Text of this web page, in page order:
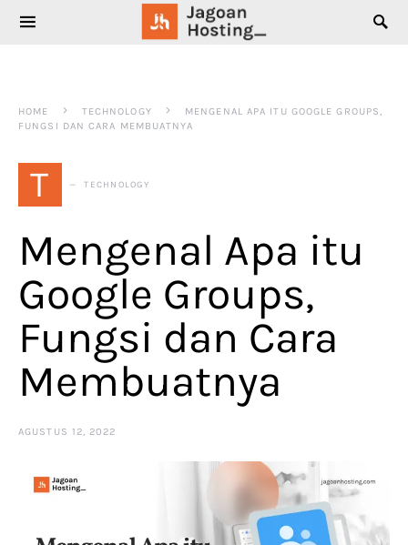
SEARCH FOR:
HOME TECHNOLOGY
MENGENAL APA ITU GOOGLE GROUPS,
FUNGSI DAN CARA MEMBUATNYA
T TECHNOLOGY
Mengenal Apa itu
Google Groups,
Fungsi dan Cara
Membuatnya
AGUSTUS 12, 2022